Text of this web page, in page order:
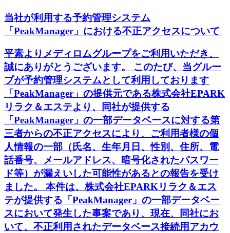
当社が利用する予約管理システム
「PeakManager」における不正アクセスについて
平素よりメディロムグループをご利用いただき、
誠にありがとうございます。 このたび、当グルー
プが予約管理システムとして利用しております
「PeakManager」の提供元である株式会社EPARK
リラク＆エステより、同社が提供する
「PeakManager」の一部データベースに対する第
三者からの不正アクセスにより、ご利用者様の個
人情報の一部（氏名、生年月日、性別、住所、電
話番号、メールアドレス、暗号化されたパスワー
ド等）が漏えいした可能性があるとの報告を受け
ました。 本件は、株式会社EPARKリラク＆エス
テが提供する「PeakManager」の一部データベー
スにおいて発生した事案であり、現在、同社にお
いて、不正利用されたデータベース接続用アカウ